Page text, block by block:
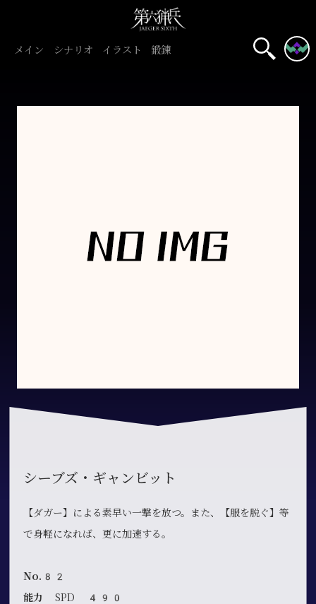
メイン シナリオ イラスト 鍛錬
シーブズ・ギャンビット
【ダガー】による素早い一撃を放つ。また、【服を脱ぐ】等
で身軽になれば、更に加速する。
No.82
能力SPD 490